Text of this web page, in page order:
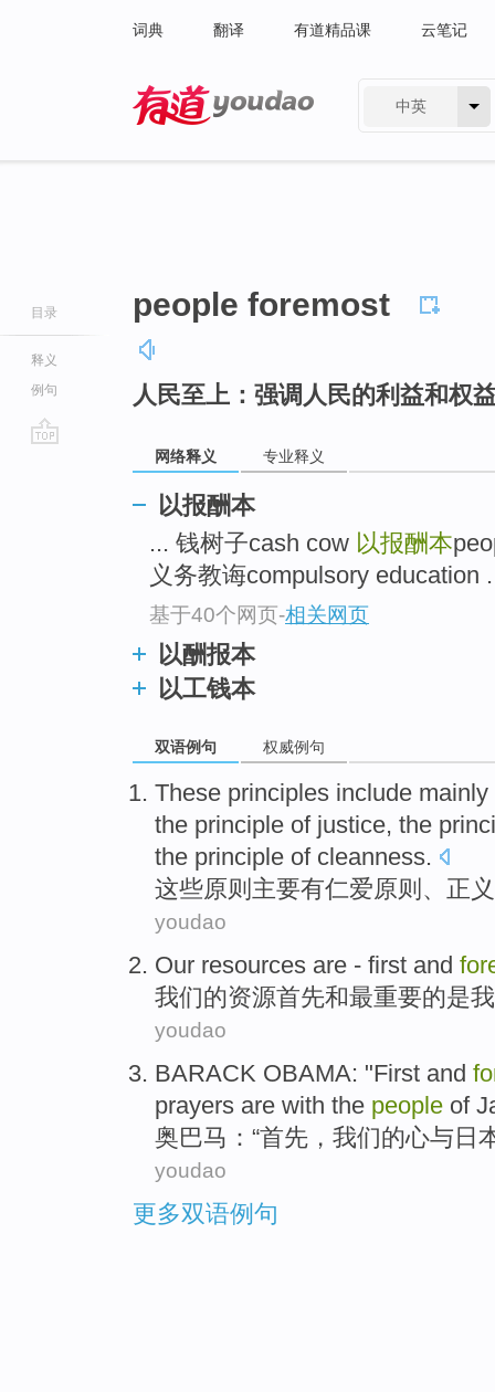
词典 翻译 有道精品课 云笔记
中英
目录
释义
例句
people foremost
人民至上：强调人民的利益和权
网络释义 专业释义
以报酬本
... 钱树子cash cow 以报酬本
义务教诲compulsory education
基于40个网页-相关网页
以酬报本
以工钱本
双语例句 权威例句
These principles include mainly
the principle of justice, the
the principle of cleanness.
这些原则 主要有仁爱原则 、 正义
youdao
Our resources are - first and
我们的资源首先和最重要的是
youdao
BARACK OBAMA: "First and
prayers are with the people of
奥巴马：“首先 ， 我们的心与 日
youdao
更多双语例句